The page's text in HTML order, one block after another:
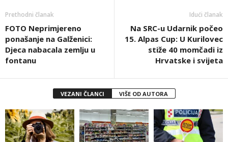
Prethodni članak
FOTO Neprimjereno
ponašanje na Galženici:
Djeca nabacala zemlju u
fontanu
Idući članak
Na SRC-u Udarnik počeo
15. Alpas Cup: U Kurilovec
stiže 40 momčadi iz
Hrvatske i svijeta
VEZANI ČLANCI VIŠE OD AUTORA